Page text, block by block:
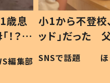
フテ
食”を
編集部
ひ孫にデレデ
が、抱っこす
「涙が出まし
い」